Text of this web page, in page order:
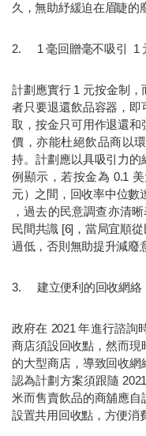
久，無助紓緩迫在眉睫的
2.  	1 毫回贈毫不吸引
計劃應實行 1 元按金制
者只要退還飲品容器，
取，按金只可用作退還
價，亦能杜絕飲品商以
持。計劃應以具吸引力
例顯示，若按金為 0.1
元）之間，回收率中位數
，過去的民意調查亦清
民間共識 [6]，當局宜順
過低，否則無助提升減廢
3.  	建立便利的回收
政府在 2021 年進行諮詢
商店須設回收點，然而現
的大型商店，導致回收
認為計劃方案須跟隨
米而售賣飲品的商舖應自
設置共用回收點，方便消